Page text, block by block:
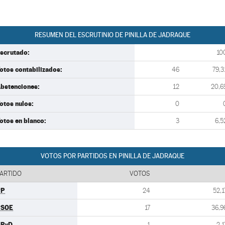
RESUMEN DEL ESCRUTINIO DE PINILLA DE JADRAQUE
contabilizados: 46
12
nulos: 0
en blanco: 3
VOTOS POR PARTIDOS EN PINILLA DE JADRAQUE
VOTOS
24
17